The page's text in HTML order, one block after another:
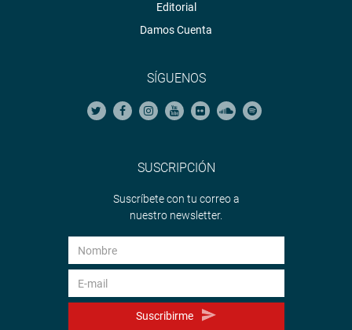
Editorial
Damos Cuenta
SÍGUENOS
SUSCRIPCIÓN
Suscríbete con tu correo a
nuestro newsletter.
Suscribirme